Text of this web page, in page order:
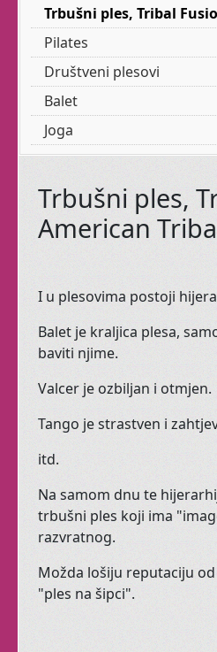
bolesti
poput
Trbušni ples, Tribal
Pilates
Društveni plesovi
Balet
Joga
Trbušni ples,
American
I u plesovima postoji
Balet je kraljica plesa,
baviti njime.
Valcer je ozbiljan i otmjen.
Tango je strastven i
itd.
Na samom dnu te
trbušni ples koji ima
razvratnog.
Možda lošiju reputaciju
"ples na šipci".